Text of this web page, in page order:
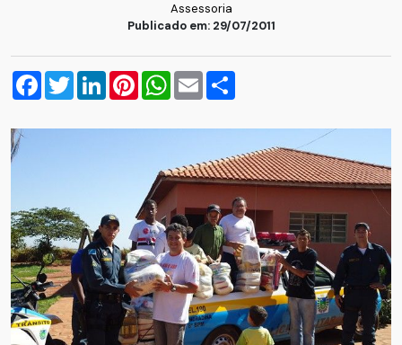
Assessoria
Publicado em: 29/07/2011
Facebook
TwitterLinkedInPinterestWhatsApp
Email